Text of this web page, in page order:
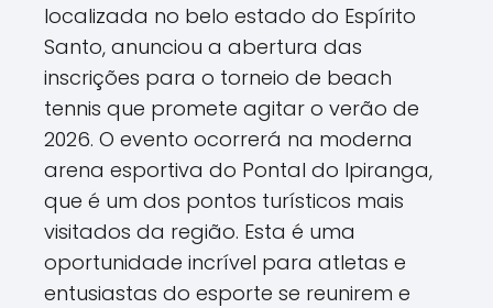
localizada no belo estado do Espírito
Santo, anunciou a abertura das
inscrições para o torneio de beach
tennis que promete agitar o verão de
2026. O evento ocorrerá na moderna
arena esportiva do Pontal do Ipiranga,
que é um dos pontos turísticos mais
visitados da região. Esta é uma
oportunidade incrível para atletas e
entusiastas do esporte se reunirem e